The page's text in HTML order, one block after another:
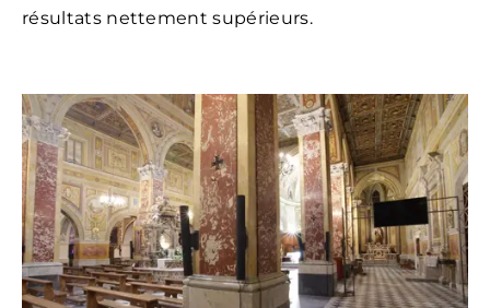
résultats nettement supérieurs.